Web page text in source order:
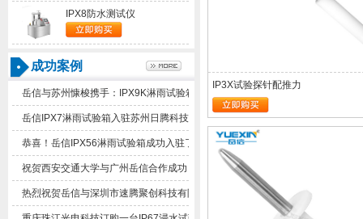
IPX8防水测试仪
成功案例
岳信与苏州慷梭携手：IPX9K淋雨试验箱助力品质提升
岳信IPX7淋雨试验箱入驻苏州日腾科技！
恭喜！岳信IPX56淋雨试验箱成功入驻了苏州德仕耐五金
祝贺西安交通大学与广州岳信合作成功！
热烈祝贺岳信与深圳市速腾聚创科技有限公司合作成功！
IP3X试验探针配推力